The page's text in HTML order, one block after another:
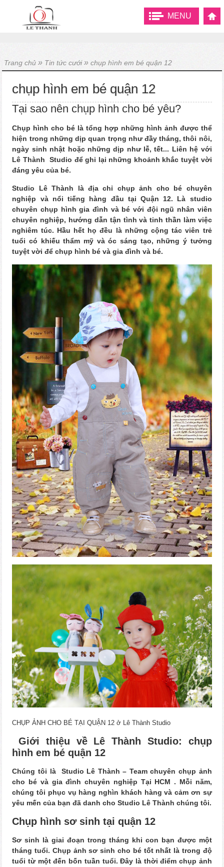
MENU
Trang chủ » Tin tức cưới » chụp hình em bé quận 12
chụp hình em bé quận 12
Tại sao nên chụp hình cho bé yêu?
Chụp hình cho bé là tổng hợp những hình ảnh được thể
hiện trong những dịp quan trọng như đầy tháng, thôi nôi,
ngày sinh nhật hoặc những dịp như lễ, tết... Liên hệ với
Lê Thành Studio để ghi lại những khoảnh khắc tuyệt vời
đáng yêu của bé.
Studio Lê Thành là địa chỉ chụp ảnh cho bé chuyên
nghiệp và nổi tiếng hàng đầu tại Quận 12. Là studio
chuyên chụp hình gia đình và bé với đội ngũ nhân viên
chuyên nghiệp, hướng dẫn tận tình và tinh thần làm việc
nghiêm túc. Hầu hết họ đều là những cộng tác viên trẻ
tuổi có khiếu thẩm mỹ và óc sáng tạo, những ý tưởng
tuyệt vời để chụp hình bé và gia đình và bé.
CHỤP ẢNH CHO BÉ TẠI QUẬN 12 ở Lê Thành Studio
Giới thiệu về Lê Thành Studio: chụp
hình em bé quận 12
Chúng tôi là Studio Lê Thành – Team chuyên chụp ảnh
cho bé và gia đình chuyên nghiệp Tại HCM . Mỗi năm,
chúng tôi phục vụ hàng nghìn khách hàng và cảm ơn sự
yêu mến của bạn đã danh cho Studio Lê Thành chúng tôi.
Chụp hình sơ sinh tại quận 12
Sơ sinh là giai đoạn trong tháng khi con bạn được một
tháng tuổi. Chụp ảnh sơ sinh cho bé tốt nhất là trong độ
tuổi từ một đến bốn tuần tuổi. Đây là thời điểm chụp ảnh